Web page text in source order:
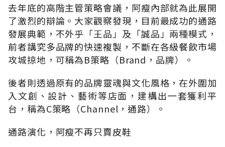
去年底的高階主管策略會議，阿瘦內部就為此展開
了激烈的辯論。大家觀察發現，目前最成功的通路
發展典範，不外乎「王品」及「誠品」兩種模式，
前者講究多品牌的快速複製，不斷在各級餐飲市場
攻城掠地，可稱為B策略（Brand，品牌）。
後者則透過原有的品牌靈魂與文化風格，在外圍加
入文創、設計、藝術等店面，建構出一套獲利平
台，稱為C策略（Channel，通路）。
通路演化，阿瘦不再只賣皮鞋